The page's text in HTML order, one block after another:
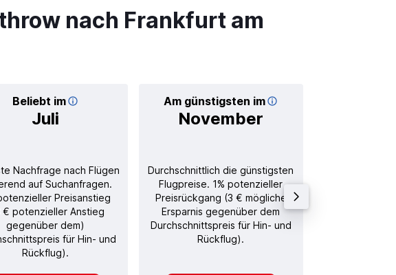
nach Frankfurt am
Beliebt im
Juli
Am günstigsten im
November
Nachfrage nach Flügen
auf Suchanfragen.
Preisanstieg
€ potenzieller Anstieg
gegenüber dem)
für Hin- und
Rückflug).
Durchschnittlich die günstigsten
Flugpreise. 1% potenzieller
Preisrückgang (3 € mögliche
Ersparnis gegenüber dem
Durchschnittspreis für Hin- und
Rückflug).